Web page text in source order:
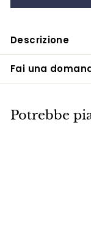
Descrizione
Fai una
Potrebbe